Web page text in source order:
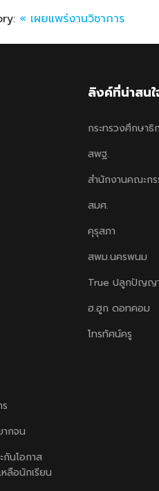
« เผยแพร่งานวิชาการ
กจน
กันโอกาส
ลือนักเรียน
ลิงค์ที่น่าสน
กระทรวงศึกษาธิ
สพฐ.
สำนักงานคณะกร
สมศ.
คุรุสภา
สพม.นครพนม
True ปลูกปัญญ
ฮ.ฮูก ดอทคอม
โทรทัศน์ครู